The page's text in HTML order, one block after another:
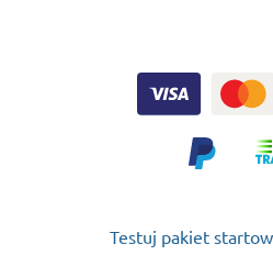
Testuj pakiet